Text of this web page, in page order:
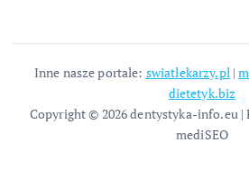
Inne nasze portale: swiatlekarzy.pl|
dietetyk.biz
Copyright © 2026 dentystyka-info.eu |
mediSEO